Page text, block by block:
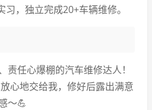
习，独立完成20+车辆维修。
责任心爆棚的汽车维修达人！
心地交给我，修好后露出满意
～💪